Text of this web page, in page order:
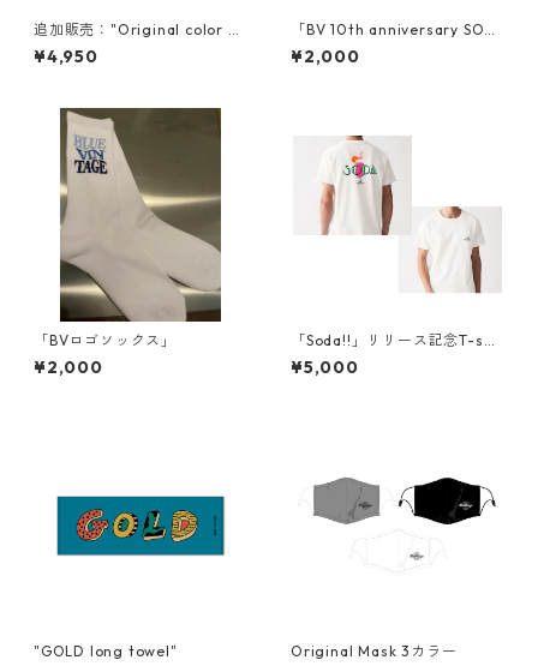
追加販売："Original color Ph
oto T-shirt"
¥4,950
「BV 10th anniversary SOCK
S」
¥2,000
「BVロゴソックス」
¥2,000
「Soda!!」リリース記念T-shir
t¥5,000
"GOLD long towel" Original Mask 3カラー